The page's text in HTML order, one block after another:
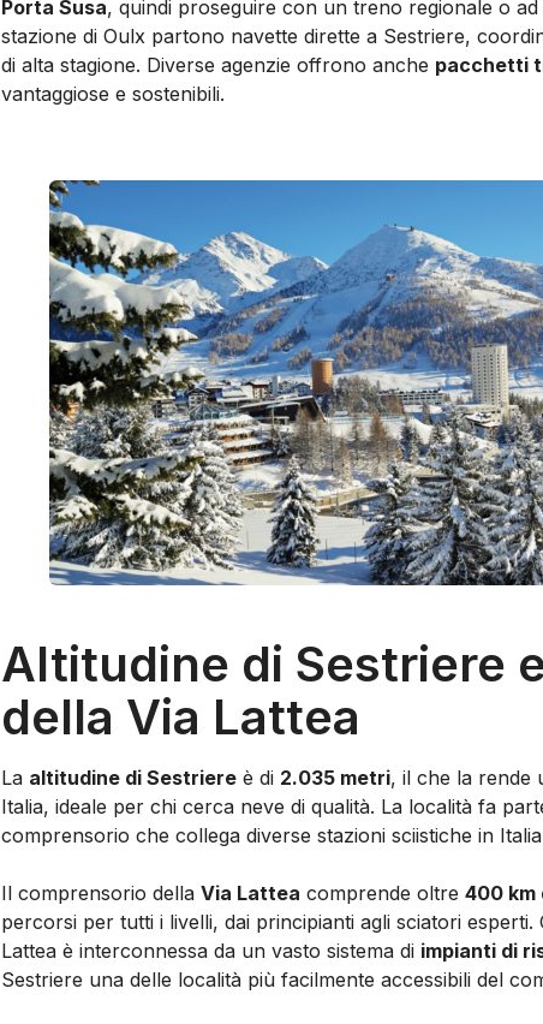
Porta Susa, quindi proseguire con un treno regionale o
stazione di Oulx partono navette dirette a Sestriere,
di alta stagione. Diverse agenzie offrono anche pacchetti
vantaggiose e sostenibili.
Altitudine di Sestriere
della Via Lattea
La altitudine di Sestriere è di 2.035 metri, il che la rende
Italia, ideale per chi cerca neve di qualità. La località fa
comprensorio che collega diverse stazioni sciistiche in
Il comprensorio della Via Lattea comprende oltre 400 km
percorsi per tutti i livelli, dai principianti agli sciatori esperti.
Lattea è interconnessa da un vasto sistema di impianti di
Sestriere una delle località più facilmente accessibili del